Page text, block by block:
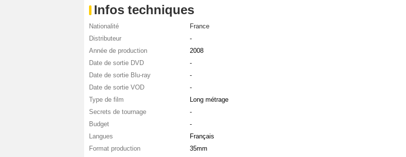
Infos techniques
Nationalité
France
Distributeur
-
Année de production
2008
Date de sortie DVD
-
Date de sortie Blu-ray
-
Date de sortie VOD
-
Type de film
Long métrage
Secrets de tournage
-
Budget
-
Langues
Français
Format production
35mm